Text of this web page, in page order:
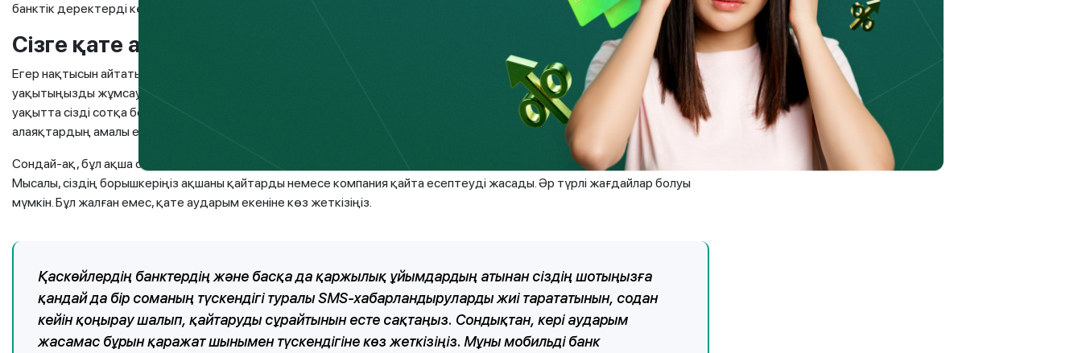
банктік деректерді көрсетсеңіз, төлем жасалмайды және ақша автоматты түрде қайтарылады.
Сізге қате аударым түсті
Егер нақтысын айтатын болсақ, әрине сіз аударымды қате жіберген адамды тауып, оған ақшаны қайтару үшін өз
уақытыңызды жұмсауға міндетті емессіз. Алайда бұл ақшаны жіберушіге қайта аударған жөн, өйткені ол кез келген
уақытта сізді сотқа беруі мүмкін. Бірақ, алдымен ақша расымен де шотыңызда жатқандығына, мұның қаржылық
алаяқтардың амалы емес екендігіне көз жеткізіп алу керек.
Сондай-ақ, бұл ақша сізге тиесілі және олар сіздің шотыңызға қаражат аударған көздерден түскен болуы мүмкін.
Мысалы, сіздің борышкеріңіз ақшаны қайтарды немесе компания қайта есептеуді жасады. Әр түрлі жағдайлар болуы
мүмкін. Бұл жалған емес, қате аударым екеніне көз жеткізіңіз.
Қаскөйлердің банктердің және басқа да қаржылық ұйымдардың атынан сіздің шотыңызға
қандай да бір соманың түскендігі туралы SMS-хабарландыруларды жиі тарататынын, содан
кейін қоңырау шалып, қайтаруды сұрайтынын есте сақтаңыз. Сондықтан, кері аударым
жасамас бұрын қаражат шынымен түскендігіне көз жеткізіңіз. Мұны мобильді банк